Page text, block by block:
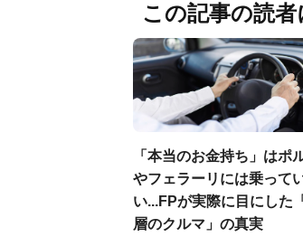
この記事の読
「本当のお金持ち」はポ
やフェラーリには乗って
い...FPが実際に目にした
層のクルマ」の真実